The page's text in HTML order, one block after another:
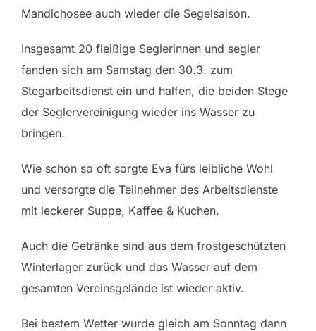
Mandichosee auch wieder die Segelsaison.
Insgesamt 20 fleißige Seglerinnen und segler
fanden sich am Samstag den 30.3. zum
Stegarbeitsdienst ein und halfen, die beiden Stege
der Seglervereinigung wieder ins Wasser zu
bringen.
Wie schon so oft sorgte Eva fürs leibliche Wohl
und versorgte die Teilnehmer des Arbeitsdienste
mit leckerer Suppe, Kaffee & Kuchen.
Auch die Getränke sind aus dem frostgeschützten
Winterlager zurück und das Wasser auf dem
gesamten Vereinsgelände ist wieder aktiv.
Bei bestem Wetter wurde gleich am Sonntag dann